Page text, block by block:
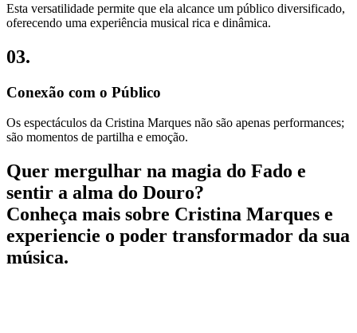
Esta versatilidade permite que ela alcance um público diversificado,
oferecendo uma experiência musical rica e dinâmica.
03.
Conexão com o Público
Os espectáculos da Cristina Marques não são apenas performances;
são momentos de partilha e emoção.
Quer mergulhar na magia do Fado e
sentir a alma do Douro?
Conheça mais sobre Cristina Marques e
experiencie o poder transformador da sua
música.